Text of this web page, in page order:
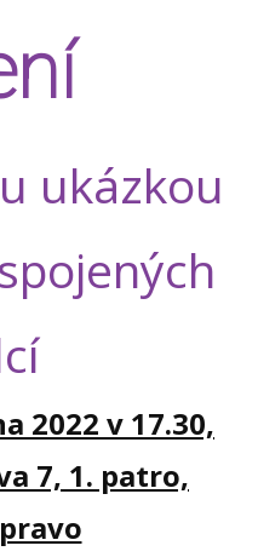
ukázkou
2022 v 17.30,
7, 1. patro,